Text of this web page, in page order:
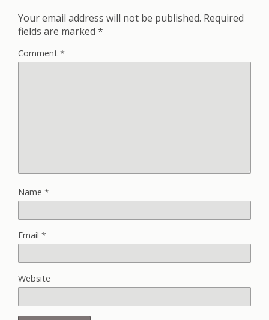
Your email address will not be published. Required
fields are marked *
Comment *
Name *
Email *
Website